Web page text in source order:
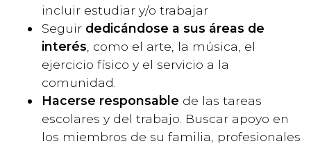
incluir estudiar y/o trabajar
Seguir dedicándose a sus áreas de
interés , como el arte, la música, el
ejercicio físico y el servicio a la
comunidad.
Hacerse responsable de las tareas
escolares y del trabajo. Buscar apoyo en
los miembros de su familia, profesionales